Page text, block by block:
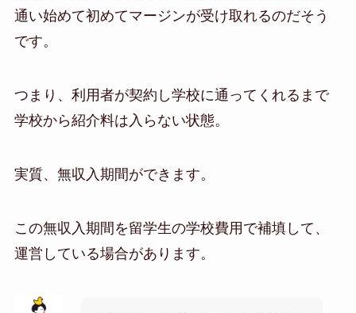
通い始めて初めてマージンが受け取れるのだそう
です。
つまり、利用者が契約し学校に通ってくれるまで
学校から紹介料は入らない状態。
実質、無収入期間ができます。
この無収入期間を留学生の学校費用で補填して、
運営している場合があります。